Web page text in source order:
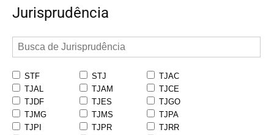
Jurisprudência
STF STJ
TJAC
TJAL
TJAM
TJCE
TJDF
TJES
TJGO
TJMG
TJMS
TJPA
TJPI
TJPR
TJRR